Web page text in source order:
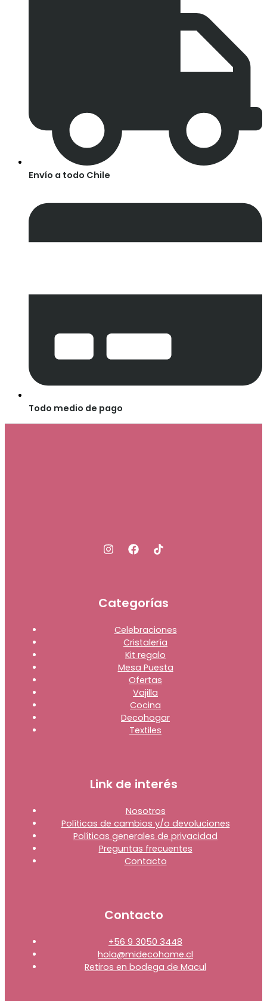
Envío a todo Chile
Todo medio de pago
Categorías
Celebraciones
Cristalería
Kit regalo
Mesa Puesta
Ofertas
Vajilla
Cocina
Decohogar
Textiles
Link de interés
Nosotros
Políticas de cambios y/o devoluciones
Políticas generales de privacidad
Preguntas frecuentes
Contacto
Contacto
+56 9 3050 3448
hola@midecohome.cl
Retiros en bodega de Macul